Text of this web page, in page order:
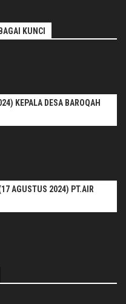
KUNCI
KEPALA DESA BAROQAH
AGUSTUS 2024) PT.AIR